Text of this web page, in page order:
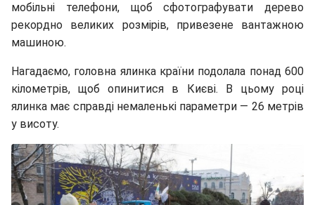
мобільні телефони, щоб сфотографувати дерево
рекордно великих розмірів, привезене вантажною
машиною.
Нагадаємо, головна ялинка країни подолала понад 600
кілометрів, щоб опинитися в Києві. В цьому році
ялинка має справді немаленькі параметри — 26 метрів
у висоту.